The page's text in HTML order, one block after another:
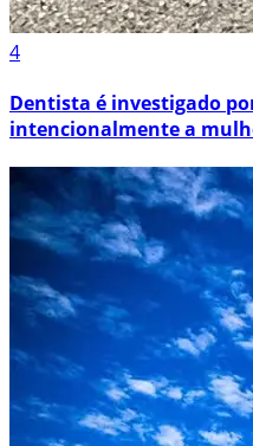
4
Dentista é investigado
intencionalmente a